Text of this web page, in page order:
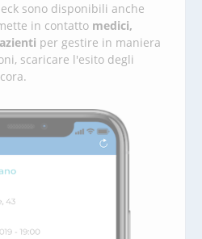
sono disponibili anche
in contatto medici,
per gestire in maniera
scaricare l'esito degli